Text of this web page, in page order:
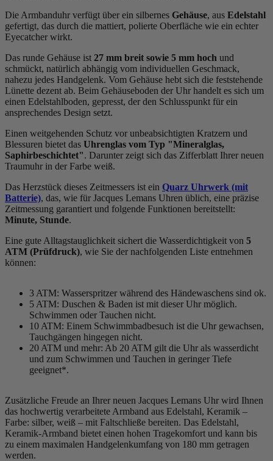
Die Armbanduhr verfügt über ein silbernes Gehäuse, aus Edelstahl
gefertigt, das durch die mattiert, polierte Oberfläche wie ein echter
Eyecatcher wirkt.
Das runde Gehäuse ist 27 mm breit sowie 5 mm hoch und
schmückt, natürlich abhängig vom individuellen Geschmack,
nahezu jedes Handgelenk. Vom Gehäuse hebt sich die feststehende
Lünette dezent ab. Beim Gehäuseboden der Uhr handelt es sich um
einen Edelstahlboden, gepresst, der den Schlusspunkt für ein
ansprechendes Design setzt.
Einen weitgehenden Schutz vor unbeabsichtigten Kratzern und
Blessuren bietet das Uhrenglas vom Typ "Mineralglas,
Saphirbeschichtet". Darunter zeigt sich das Zifferblatt Ihrer neuen
Traumuhr in der Farbe weiß.
Das Herzstück dieses Zeitmessers ist ein Quarz Uhrwerk (mit
Batterie), das, wie für Jacques Lemans Uhren üblich, eine präzise
Zeitmessung garantiert und folgende Funktionen bereitstellt:
Minute, Stunde.
Eine gute Alltagstauglichkeit sichert die Wasserdichtigkeit von 5
ATM (Prüfdruck), wie Sie der nachfolgenden Liste entnehmen
können:
3 ATM: Wasserspritzer während des Händewaschens sind ok.
5 ATM: Duschen & Baden ist mit dieser Uhr möglich.
Schwimmen oder Tauchen nicht.
10 ATM: Einem Schwimmbadbesuch ist die Uhr gewachsen,
Tauchgängen hingegen nicht.
20 ATM und mehr: Ab 20 ATM gilt die Uhr als wasserdicht
und zum Schwimmen und Tauchen in geringer Tiefe
geeignet*.
Zusätzliche Freude an Ihrer neuen Jacques Lemans Uhr wird Ihnen
das hochwertig verarbeitete Armband aus Edelstahl, Keramik –
Farbe: silber, weiß – mit Faltschließe bereiten. Das Edelstahl,
Keramik-Armband bietet einen hohen Tragekomfort und kann bis
zu einem maximalen Handgelenkumfang von 180 mm getragen
werden.